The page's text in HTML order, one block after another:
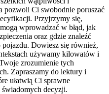
pozwoli Ci swobodnie poruszać
Przyjrzymy się,
wprowadzać w błąd, jak
oraz gdzie znaleźć
Dowiesz się również,
używamy kilowatów i
zrozumienie tych
Zapraszamy do lektury i
ułatwią Ci sprawne
decyzji.